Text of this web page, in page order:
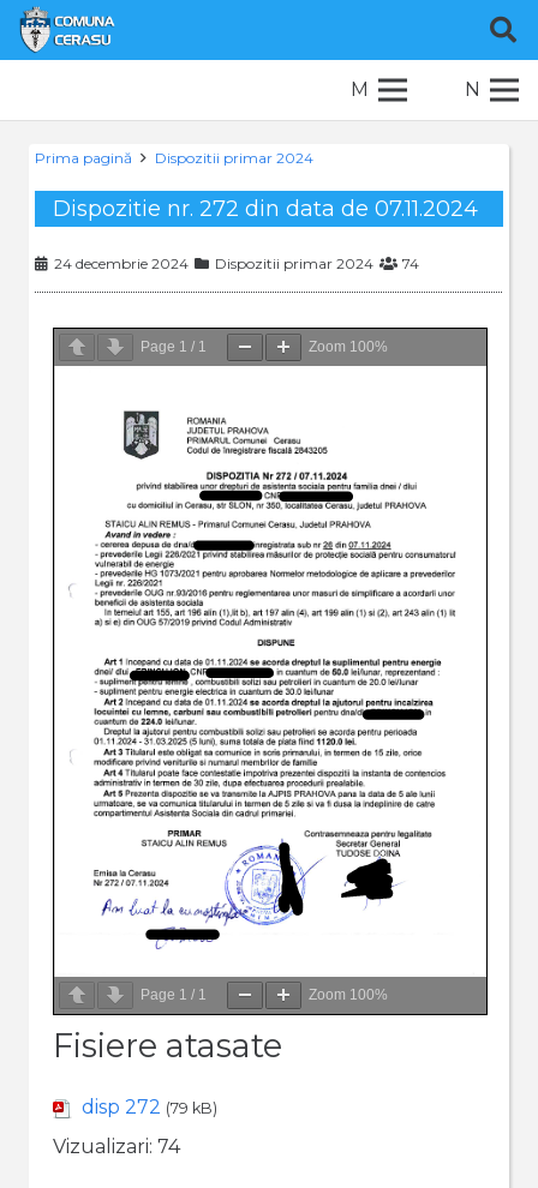
M N
Prima pagină Dispozitii primar 2024
Dispozitie nr. 272 din data de 07.11.2024
24 decembrie 2024 Dispozitii primar 2024 74
Page 1 / 1 Zoom 100%
Page 1 / 1 Zoom 100%
Fisiere atasate
disp 272 (79 kB)
Vizualizari: 74